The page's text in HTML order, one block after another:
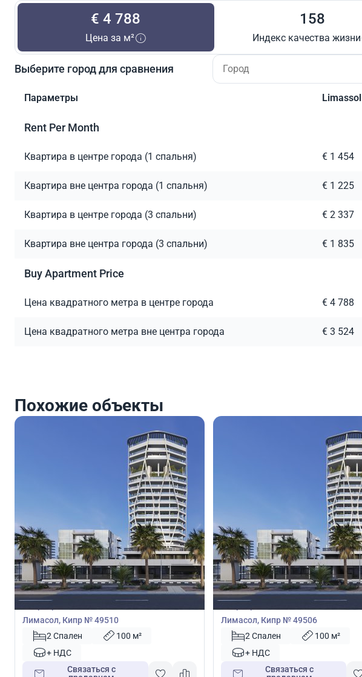
€ 4 788
Цена за м²
158
Индекс качества жизни
Выберите город для сравнения
Параметры Limassol
Rent Per Month
Квартира в центре города (1 спальня) € 1 454
Квартира вне центра города (1 спальня) € 1 225
Квартира в центре города (3 спальни) € 2 337
Квартира вне центра города (3 спальни) € 1 835
Buy Apartment Price
Цена квадратного метра в центре города € 4 788
Цена квадратного метра вне центра города € 3 524
Похожие объекты
€ 1 767 500
Квартира
Лимасол, Кипр № 49510
2 Спален
100 м²
+ НДС
Связаться с
€ 1 707 100
Квартира
Лимасол, Кипр № 49506
2 Спален
100 м²
+ НДС
Связаться с